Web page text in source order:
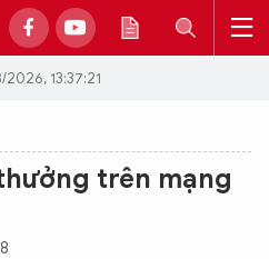
13:37:21
trên mạng